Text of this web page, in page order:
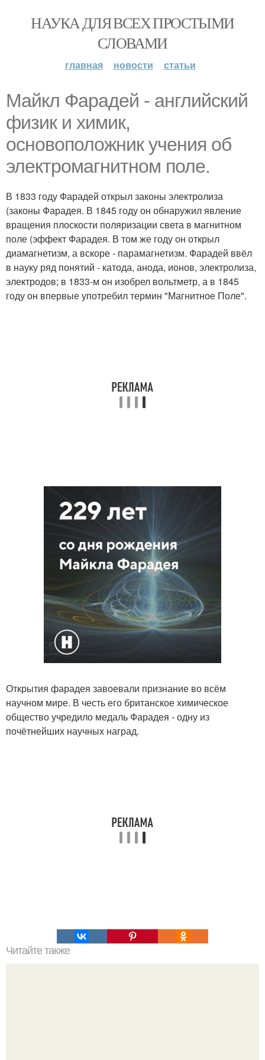
НАУКА ДЛЯ ВСЕХ ПРОСТЫМИ
СЛОВАМИ
главная новости статьи
Майкл Фарадей - английский
физик и химик,
основоположник учения об
электромагнитном поле.
В 1833 году Фарадей открыл законы электролиза
(законы Фарадея. В 1845 году он обнаружил явление
вращения плоскости поляризации света в магнитном
поле (эффект Фарадея. В том же году он открыл
диамагнетизм, а вскоре - парамагнетизм. Фарадей ввёл
в науку ряд понятий - катода, анода, ионов, электролиза,
электродов; в 1833-м он изобрел вольтметр, а в 1845
году он впервые употребил термин "Магнитное Поле".
Открытия фарадея завоевали признание во всём
научном мире. В честь его британское химическое
общество учредило медаль Фарадея - одну из
почётнейших научных наград.
Читайте также